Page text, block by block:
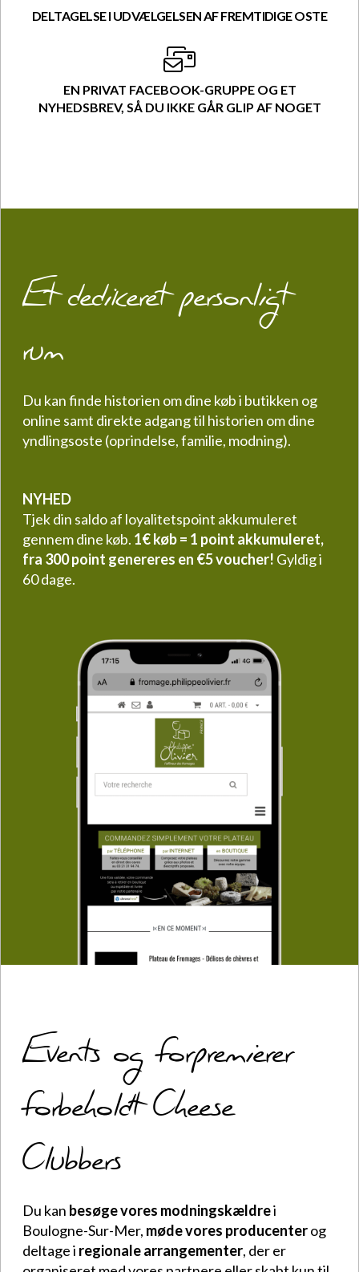
DELTAGELSE I UDVÆLGELSEN AF FREMTIDIGE OSTE
EN PRIVAT FACEBOOK-GRUPPE OG ET
NYHEDSBREV, SÅ DU IKKE GÅR GLIP AF NOGET
Et dedikeret personligt
rum
Du kan finde historien om dine køb i butikken og
online samt direkte adgang til historien om dine
yndlingsoste (oprindelse, familie, modning).
NYHED
Tjek din saldo af loyalitetspoint akkumuleret
gennem dine køb. 1€ køb = 1 point akkumuleret,
fra 300 point genereres en €5 voucher! Gyldig i
60 dage.
Events og forpremierer
forbeholdt Cheese
Clubbers
Du kan besøge vores modningskældrei
Boulogne-Sur-Mer, møde vores producenterog
deltage i regionale arrangementer, der er